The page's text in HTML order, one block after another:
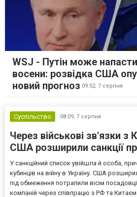
WSJ - Путін може
восени: розвідка США
новий прогноз 09:52, 7 серпня
Суспільство 08:09, 7 серпня
Через військові зв'язки з
США розширили санкції
У санкційний список увійшла й особа,
кубинців на війну в Україну. США
під обмеження потрапили вісім
компаній через співпрацю з РФ та